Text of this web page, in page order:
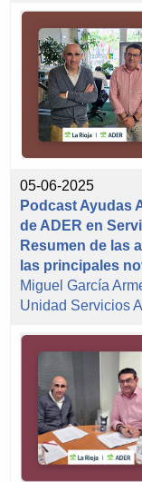
05-06-2025
Podcast Ayudas
de ADER en
Resumen de las
las principales
Miguel García
Unidad Servicios